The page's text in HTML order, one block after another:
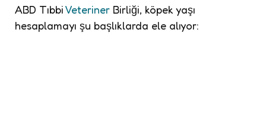
ABD TıbbiVeteriner Birliği, köpek yaşı
hesaplamayı şu başlıklarda ele alıyor: